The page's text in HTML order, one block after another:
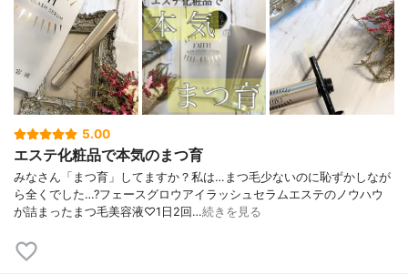
5.00
エステ化粧品で本気のまつ育
みなさん「まつ育」してますか？私は…まつ毛少ないのに恥ずかしなが
ら全くでした…?フェースグロウアイラッシュセラムエステのノウハウ
が詰まったまつ毛美容液♡1日2回…続きを見る